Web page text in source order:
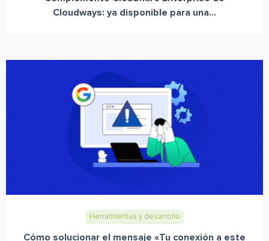
Cloudways: ya disponible para una...
Herramientas y desarrollo
Cómo solucionar el mensaje «Tu conexión a este